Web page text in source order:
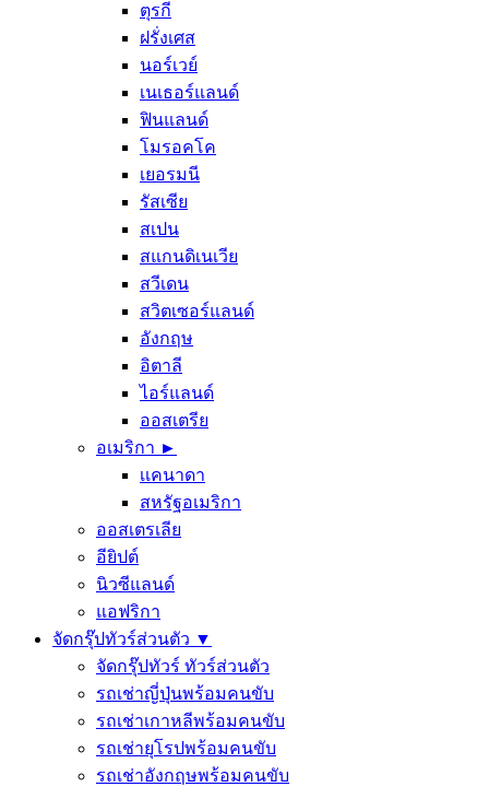
ตุรกี
ฝรั่งเศส
นอร์เวย์
เนเธอร์แลนด์
ฟินแลนด์
โมรอคโค
เยอรมนี
รัสเซีย
สเปน
สแกนดิเนเวีย
สวีเดน
สวิตเซอร์แลนด์
อังกฤษ
อิตาลี
ไอร์แลนด์
ออสเตรีย
อเมริกา ►
เเคนาดา
สหรัฐอเมริกา
ออสเตรเลีย
อียิปต์
นิวซีแลนด์
แอฟริกา
จัดกรุ๊ปทัวร์ส่วนตัว ▼
จัดกรุ๊ปทัวร์ ทัวร์ส่วนตัว
รถเช่าญี่ปุ่นพร้อมคนขับ
รถเช่าเกาหลีพร้อมคนขับ
รถเช่ายุโรปพร้อมคนขับ
รถเช่าอังกฤษพร้อมคนขับ